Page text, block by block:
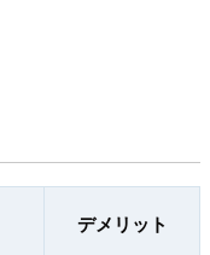
デメリット